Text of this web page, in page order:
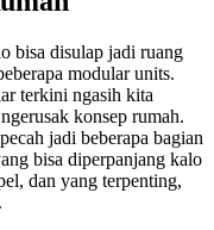
bisa disulap jadi ruang
modular units.
terkini ngasih kita
konsep rumah.
jadi beberapa bagian
bisa diperpanjang kalo
dan yang terpenting,